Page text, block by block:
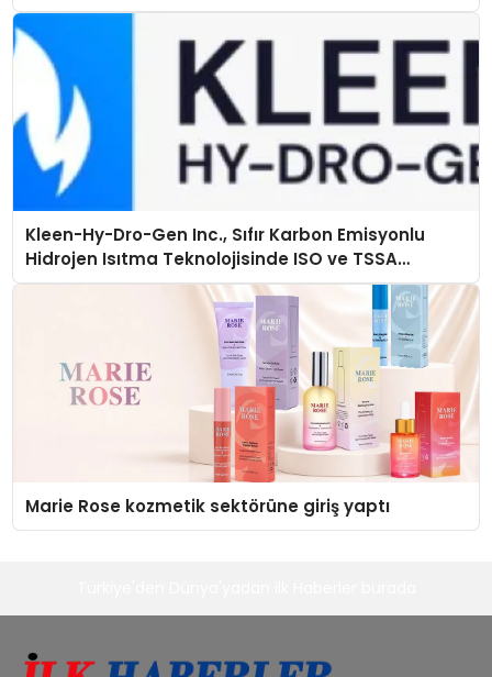
Kleen-Hy-Dro-Gen Inc., Sıfır Karbon Emisyonlu
Hidrojen Isıtma Teknolojisinde ISO ve TSSA
Düzenleyici Onaylarını Aldı
Marie Rose kozmetik sektörüne giriş yaptı